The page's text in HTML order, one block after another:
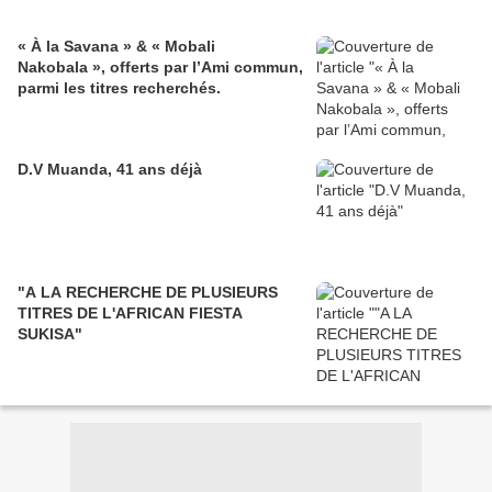
« À la Savana » & « Mobali
Nakobala », offerts par l’Ami commun,
parmi les titres recherchés.
D.V Muanda, 41 ans déjà
"A LA RECHERCHE DE PLUSIEURS
TITRES DE L'AFRICAN FIESTA
SUKISA"